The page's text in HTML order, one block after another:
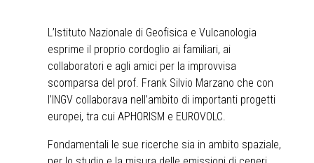
L’Istituto Nazionale di Geofisica e Vulcanologia
esprime il proprio cordoglio ai familiari, ai
collaboratori e agli amici per la improvvisa
scomparsa del prof. Frank Silvio Marzano che con
l’INGV collaborava nell’ambito di importanti progetti
europei, tra cui APHORISM e EUROVOLC.
Fondamentali le sue ricerche sia in ambito spaziale,